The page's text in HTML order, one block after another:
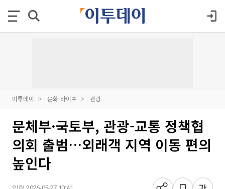
이투데이 문화·라이프 관광
문체부·국토부, 관광-교통 정책협
의회 출범…외래객 지역 이동 편의
높인다
입력 2026-05-27 10:41